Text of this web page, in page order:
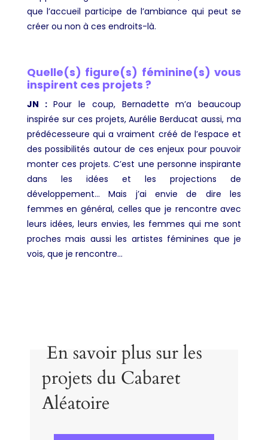
que l’accueil participe de l’ambiance qui peut se
créer ou non à ces endroits-là.
Quelle(s) figure(s) féminine(s) vous
inspirent ces projets ?
JN : Pour le coup, Bernadette m’a beaucoup
inspirée sur ces projets, Aurélie Berducat aussi, ma
prédécesseure qui a vraiment créé de l’espace et
des possibilités autour de ces enjeux pour pouvoir
monter ces projets. C’est une personne inspirante
dans les idées et les projections de
développement… Mais j’ai envie de dire les
femmes en général, celles que je rencontre avec
leurs idées, leurs envies, les femmes qui me sont
proches mais aussi les artistes féminines que je
vois, que je rencontre…
En savoir plus sur les
projets du Cabaret
Aléatoire